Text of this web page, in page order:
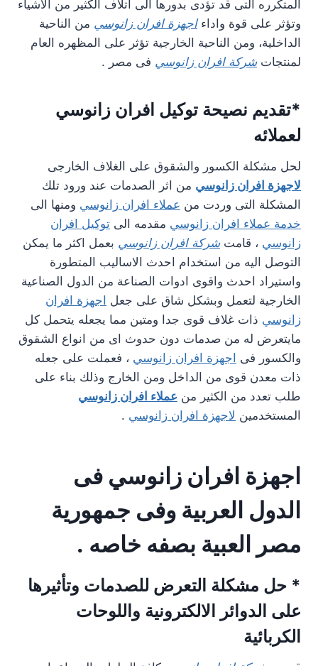
المتكرره التى قد تؤدى بدورها الى اتلاف الكثير من الاشياء
وتؤثر على قوة واداءاجهزة افران زانوسي من الناحية
الداخلية، ومن الناحية الخارجية تؤثر على المظهره العام
لمنتجاتشركة افران زانوسي فى مصر .
*تقديم نصيحة توكيل افران زانوسي
لعملائه
لحل مشكلة الكسور والشقوق على الغلاف الخارجى
لاجهزة افران زانوسي من اثر الصدمات عند ورود تلك
المشكلة التى وردت من عملاء افران زانوسي ومنها الى
خدمة عملاء افران زانوسي مقدمه الى توكيل افران
زانوسي ، قامتشركة افران زانوسي بعمل اكثر ما يمكن
التوصل اليه من استخدام احدث الاساليب المتطورة
واستيراد احدث واقوى ادوات الصناعة من الدول الصناعية
الخارجية لتعمل وبشكل شاق على جعل اجهزة افران
زانوسي ذات غلاف قوى جدا ومتين مما يجعله يتحمل كل
مايتعرض له من صدمات دون حدوث اى من انواع الشقوق
والكسور فى اجهزة افران زانوسي ، فعملت على جعله
ذات معدن قوى من الداخل ومن الخارج وذلك بناء على
طلب تعدد من الكثير من عملاء افران زانوسي
المستخدمين لاجهزة افران زانوسي .
اجهزة افران زانوسي فى
الدول العربية وفى جمهورية
مصر العبية بصفه خاصه .
* حل مشكلة التعرض للصدمات وتأثيرها
على الدوائر الالكترونية واللوحات
الكربائية